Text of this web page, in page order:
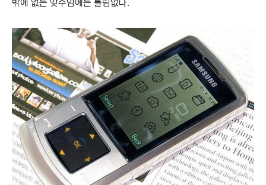
밖에 없는 맞수임에는 틀림없다.